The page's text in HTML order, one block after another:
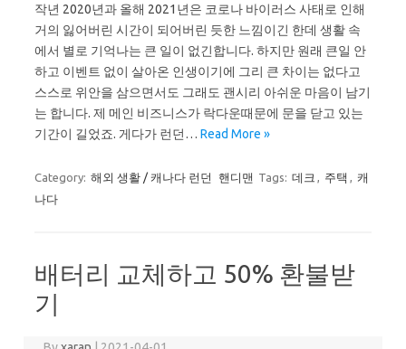
작년 2020년과 올해 2021년은 코로나 바이러스 사태로 인해
거의 잃어버린 시간이 되어버린 듯한 느낌이긴 한데 생활 속
에서 별로 기억나는 큰 일이 없긴합니다. 하지만 원래 큰일 안
하고 이벤트 없이 살아온 인생이기에 그리 큰 차이는 없다고
스스로 위안을 삼으면서도 그래도 괜시리 아쉬운 마음이 남기
는 합니다. 제 메인 비즈니스가 락다운때문에 문을 닫고 있는
기간이 길었죠. 게다가 런던… Read More »
Category: 해외 생활 / 캐나다 런던 핸디맨 Tags: 데크 주택
캐
나다
배터리 교체하고 50% 환불받
기